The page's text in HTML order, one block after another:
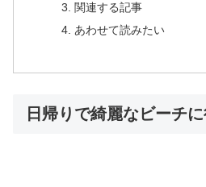
関連する記事
あわせて読みたい
日帰りで綺麗なビーチに